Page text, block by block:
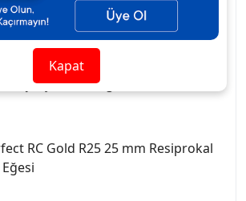
teknolojisi, sürtünmeyi
içinde pürüzsüz ilerleme sağlar ve
minimuma indirir. R25 boyutu,
şekillendirme aşamalarında
çalışma olanağı sunar.
RC Gold R25 25 mm Resiprokal
Kapat